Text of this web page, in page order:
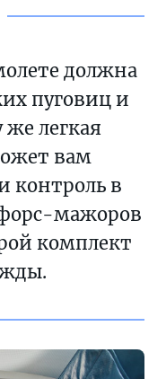
должна
пуговиц и
легкая
вам
контроль в
форс-мажоров
комплект